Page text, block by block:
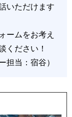
金目 / 南
/ めぐみが
幡 / 夕陽
いただけます
ームをお考え
ください！
担当：宿谷）